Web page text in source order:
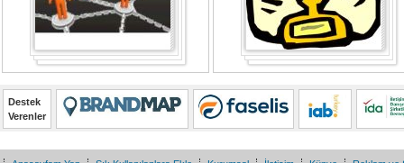
Destek
Verenler